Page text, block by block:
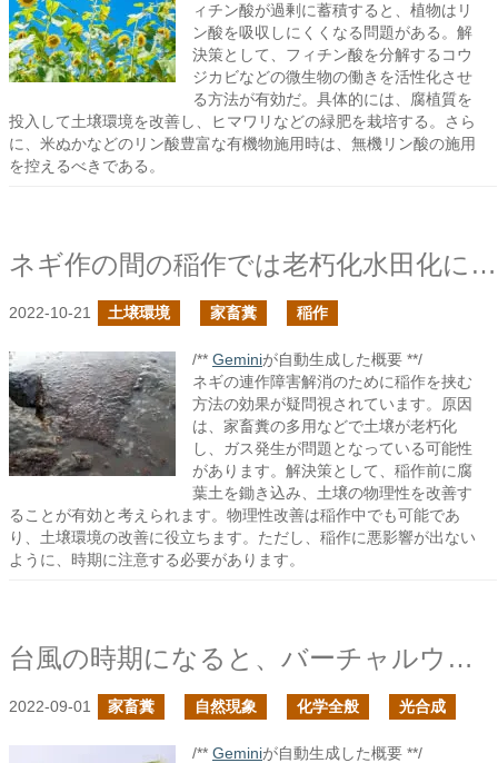
ィチン酸が過剰に蓄積すると、植物はリ
ン酸を吸収しにくくなる問題がある。解
決策として、フィチン酸を分解するコウ
ジカビなどの微生物の働きを活性化させ
る方法が有効だ。具体的には、腐植質を
投入して土壌環境を改善し、ヒマワリなどの緑肥を栽培する。さら
に、米ぬかなどのリン酸豊富な有機物施用時は、無機リン酸の施用
を控えるべきである。
ネギ作の間の稲作では老朽化水田化に気をつけろ
2022-10-21 土壌環境 家畜糞 稲作
/** Geminiが自動生成した概要 **/
ネギの連作障害解消のために稲作を挟む
方法の効果が疑問視されています。原因
は、家畜糞の多用などで土壌が老朽化
し、ガス発生が問題となっている可能性
があります。解決策として、稲作前に腐
葉土を鋤き込み、土壌の物理性を改善す
ることが有効と考えられます。物理性改善は稲作中でも可能であ
り、土壌環境の改善に役立ちます。ただし、稲作に悪影響が出ない
ように、時期に注意する必要があります。
台風の時期になると、バーチャルウォーターのことが頭に浮かぶ
2022-09-01 家畜糞 自然現象 化学全般 光合成
/** Geminiが自動生成した概要 **/